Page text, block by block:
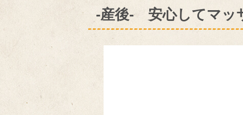
-産後- 安心してマッ